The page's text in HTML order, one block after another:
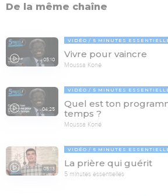
De la même chaîne
05:10
VIDÉO 5 MINUTES
Vivre pour vaincre
Moussa Koné
04:25
VIDÉO 5 MINUTES
Quel est ton
temps ?
Moussa Koné
05:13
VIDÉO 5 MINUTES
La prière qui guérit
5 minutes essentielles